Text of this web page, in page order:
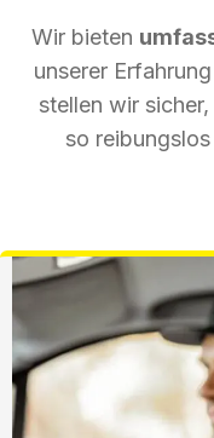
Wir bieten
unserer
stellen wir
so